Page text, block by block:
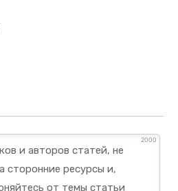
2000